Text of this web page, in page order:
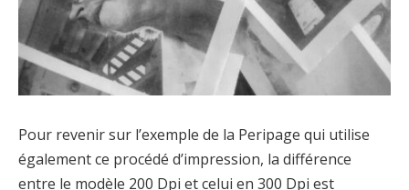
Pour revenir sur l’exemple de la Peripage qui utilise
également ce procédé d’impression, la différence
entre le modèle 200 Dpi et celui en 300 Dpi est